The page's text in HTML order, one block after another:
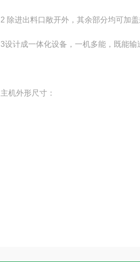
2 除进出料口敞开外，其余部分均可加
3设计成一体化设备，一机多能，既能输
主机外形尺寸：